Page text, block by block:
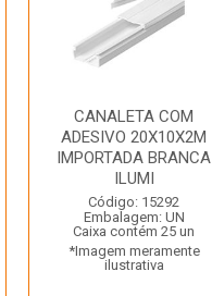
CANALETA COM
ADESIVO 20X10X2M
IMPORTADA BRANCA
ILUMI
Código: 15292
Embalagem: UN
Caixa contém 25 un
*Imagem meramente
ilustrativa